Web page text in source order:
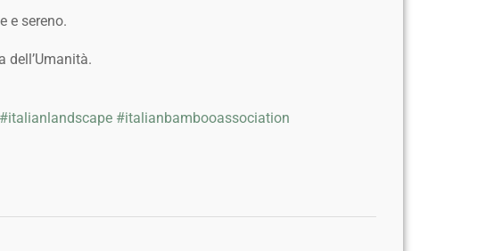
e sereno.
dell’Umanità.
#italianlandscape #italianbambooassociation